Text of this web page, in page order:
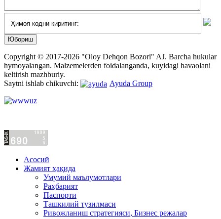
Copyright © 2017-2026 "Oloy Dehqon Bozori" AJ. Barcha hukular
hymoyalangan. Malzemelerden foidalanganda, kuyidagi havaolani
keltirish mazhburiy.
Saytni ishlab chikuvchi:
Ayuda Group
Асосий
Жамият ҳақида
Умумий маълумотлари
Раҳбарият
Паспорти
Ташкилий тузилмаси
Ривожланиш стратегияси, Бизнес режалар